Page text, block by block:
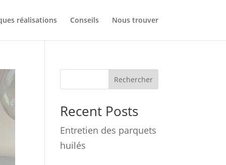
réalisations Conseils Nous trouver
Rechercher
Recent Posts
Entretien des parquets
huilés